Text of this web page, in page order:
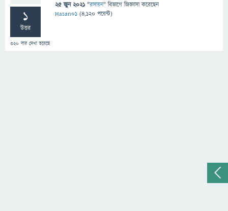
1
উত্তর
320 বার দেখা হয়েছে
25 জুন 2021 "রসায়ন" বিভাগে জিজ্ঞাসাকরেছেন
Hasan01 (4,120 পয়েন্ট)